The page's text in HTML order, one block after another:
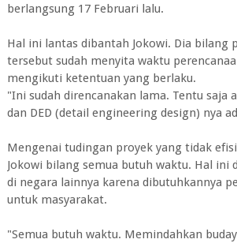
berlangsung 17 Februari lalu.
Hal ini lantas dibantah Jokowi. Dia bilang
tersebut sudah menyita waktu
mengikuti ketentuan yang berlaku.
"Ini sudah direncanakan lama. Tentu saja
dan DED (detail engineering design) nya
Mengenai tudingan proyek yang tidak
Jokowi bilang semua butuh waktu. Hal ini
di negara lainnya karena dibutuhkannya
untuk masyarakat.
"Semua butuh waktu. Memindahkan